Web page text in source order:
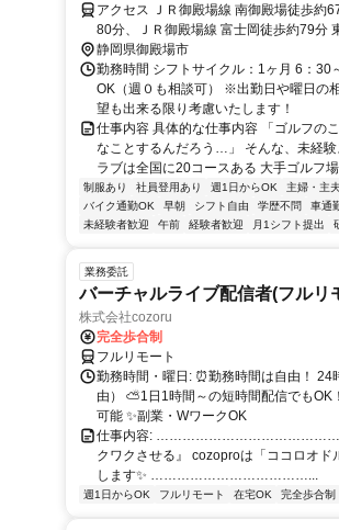
アクセス ＪＲ御殿場線 南御殿場徒歩約
80分、ＪＲ御殿場線 富士岡徒歩約79分
静岡県御殿場市
勤務時間 シフトサイクル：1ヶ月 6：
OK（週０も相談可） ※出勤日や曜日の
望も出来る限り考慮いたします！
仕事内容 具体的な仕事内容 「ゴルフの
なことするんだろう…」 そんな、未経
ラブは全国に20コースある 大手ゴルフ
制服あり 社員登用あり 週1日からOK 主婦・主
バイク通勤OK
早朝 シフト自由 学歴不問 車通
未経験者歓迎
午前 経験者歓迎 月1シフト提出
業務委託
バーチャルライブ配信者(フルリ
株式会社cozoru
完全歩合制
フルリモート
勤務時間・曜日: ⏰勤務時間は自由！
由） ⛅1日1時間～の短時間配信でも
可能 ✨副業・WワークOK
仕事内容:
クワクさせる』 cozoproは「ココロオ
します✨ ………………………………...
週1日からOK フルリモート 在宅OK 完全歩合制